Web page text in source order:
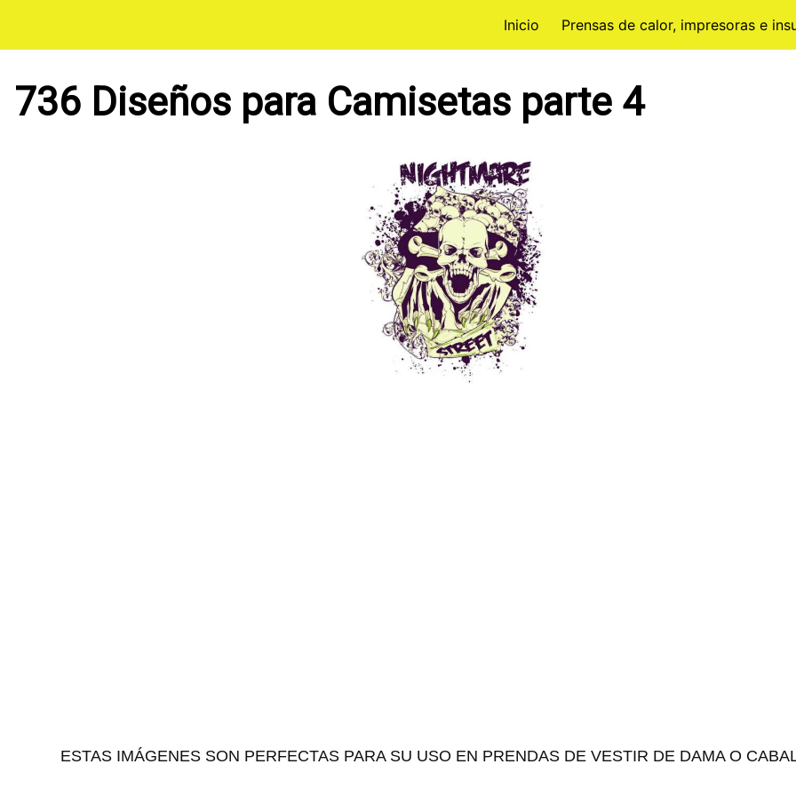
contenido
Inicio Prensas de calor, impresoras e
736 Diseños para Camisetas parte 4
ESTAS IMÁGENES SON PERFECTAS PARA SU USO EN PRENDAS DE VESTIR DE DAMA O